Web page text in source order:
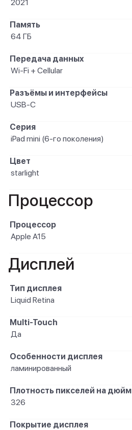
2021
Память
64 ГБ
Передача данных
Wi-Fi + Cellular
Разъёмы и интерфейсы
USB‑C
Серия
iPad mini (6-го поколения)
Цвет
starlight
Процессор
Процессор
Apple A15
Дисплей
Тип дисплея
Liquid Retina
Multi-Touch
Да
Особенности дисплея
ламинированный
Плотность пикселей на дюйм
326
Покрытие дисплея